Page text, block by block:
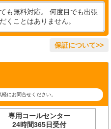
も無料対応。 何度目でも出張
くことはありません。
保証について>>
にお問合せください。
専用コールセンター
24時間365日受付